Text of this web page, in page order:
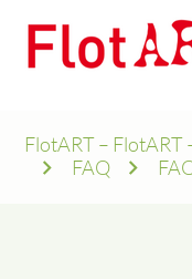
FlotART – FlotART
FAQ